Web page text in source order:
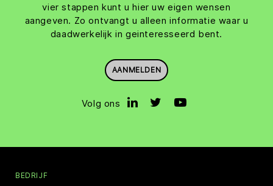
vier stappen kunt u hier uw eigen wensen
aangeven. Zo ontvangt u alleen informatie waar u
daadwerkelijk in geinteresseerd bent.
AANMELDEN
Volg ons
BEDRIJF